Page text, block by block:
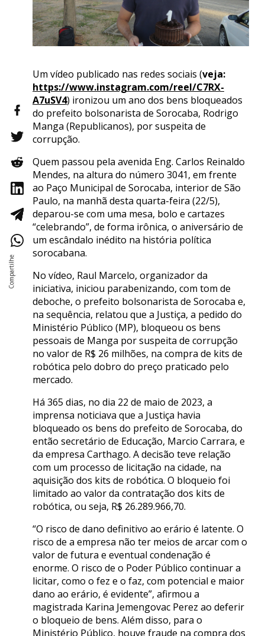
Um vídeo publicado nas redes sociais (veja:
https://www.instagram.com/reel/C7RX-
A7uSV4) ironizou um ano dos bens bloqueados
do prefeito bolsonarista de Sorocaba, Rodrigo
Manga (Republicanos), por suspeita de
corrupção.
Quem passou pela avenida Eng. Carlos Reinaldo
Mendes, na altura do número 3041, em frente
ao Paço Municipal de Sorocaba, interior de São
Paulo, na manhã desta quarta-feira (22/5),
deparou-se com uma mesa, bolo e cartazes
“celebrando”, de forma irônica, o aniversário de
um escândalo inédito na história política
sorocabana.
No vídeo, Raul Marcelo, organizador da
iniciativa, iniciou parabenizando, com tom de
deboche, o prefeito bolsonarista de Sorocaba e,
na sequência, relatou que a Justiça, a pedido do
Ministério Público (MP), bloqueou os bens
pessoais de Manga por suspeita de corrupção
no valor de R$ 26 milhões, na compra de kits de
robótica pelo dobro do preço praticado pelo
mercado.
Há 365 dias, no dia 22 de maio de 2023, a
imprensa noticiava que a Justiça havia
bloqueado os bens do prefeito de Sorocaba, do
então secretário de Educação, Marcio Carrara, e
da empresa Carthago. A decisão teve relação
com um processo de licitação na cidade, na
aquisição dos kits de robótica. O bloqueio foi
limitado ao valor da contratação dos kits de
robótica, ou seja, R$ 26.289.966,70.
“O risco de dano definitivo ao erário é latente. O
risco de a empresa não ter meios de arcar com o
valor de futura e eventual condenação é
enorme. O risco de o Poder Público continuar a
licitar, como o fez e o faz, com potencial e maior
dano ao erário, é evidente”, afirmou a
magistrada Karina Jemengovac Perez ao deferir
o bloqueio de bens. Além disso, para o
Ministério Público, houve fraude na compra dos